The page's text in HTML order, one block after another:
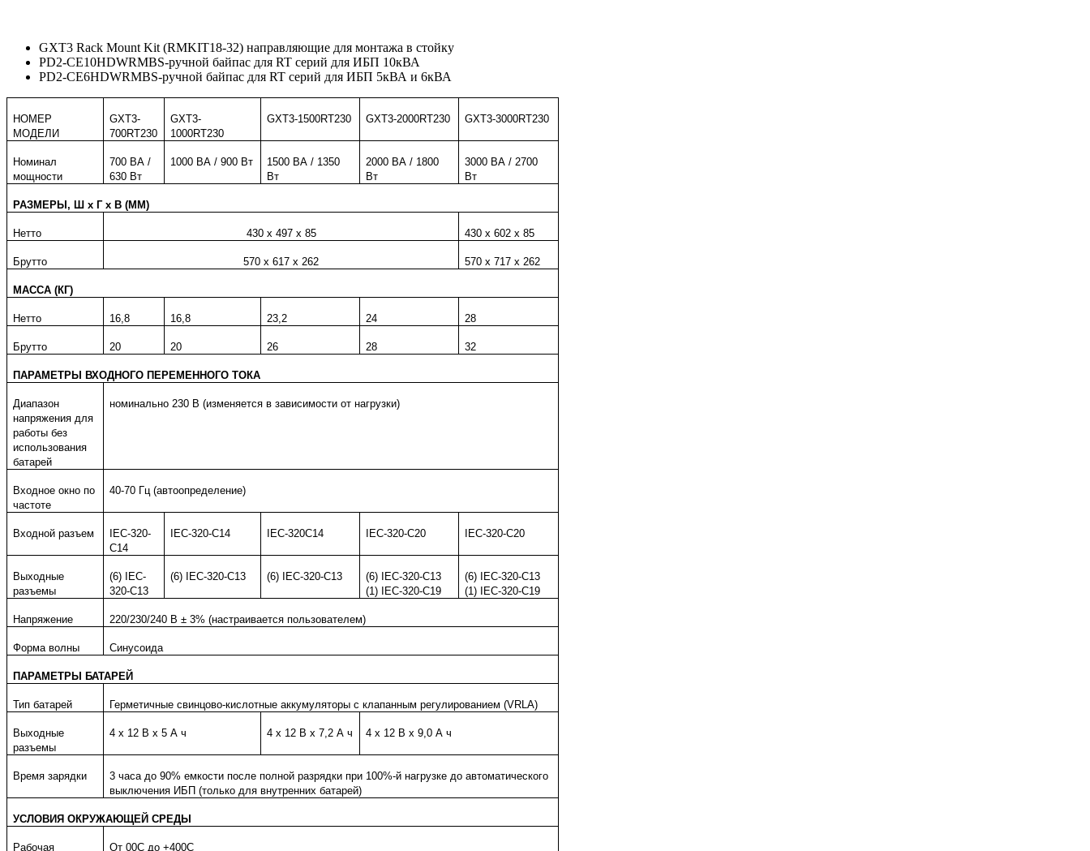
GXT3 Rack Mount Kit (RMKIT18-32) направляющие для монтажа в стойку
PD2-CE10HDWRMBS-ручной байпас для RT серий для ИБП 10кВА
PD2-CE6HDWRMBS-ручной байпас для RT серий для ИБП 5кВА и 6кВА
НОМЕР
МОДЕЛИ
GXT3-
700RT230
GXT3-
1000RT230
GXT3-1500RT230 GXT3-2000RT230 GXT3-3000RT230
Номинал
мощности
700 ВА /
630 Вт
1000 ВА / 900 Вт
1500 ВА / 1350
Вт
2000 ВА / 1800
Вт
3000 ВА / 2700
Вт
РАЗМЕРЫ, Ш х Г х В (ММ)
Нетто 430 х 497 х 85 430 х 602 х 85
Брутто 570 х 617 х 262 570 x 717 x 262
МАССА (КГ)
Нетто 16,8 16,8 23,2 24 28
Брутто 20 20 26 28 32
ПАРАМЕТРЫ ВХОДНОГО ПЕРЕМЕННОГО ТОКА
Диапазон
напряжения для
работы без
использования
батарей
номинально 230 В (изменяется в зависимости от нагрузки)
Входное окно по
частоте
40-70 Гц (автоопределение)
Входной разъем
IEC-320-
C14
IEC-320-C14 IEC-320C14 IEC-320-C20 IEC-320-C20
Выходные
разъемы
(6) IEC-
320-C13
(6) IEC-320-C13 (6) IEC-320-C13
(6) IEC-320-C13
(1) IEC-320-C19
(6) IEC-320-C13
(1) IEC-320-C19
Напряжение 220/230/240 В ± 3% (настраивается пользователем)
Форма волны Синусоида
ПАРАМЕТРЫ БАТАРЕЙ
Тип батарей Герметичные свинцово-кислотные аккумуляторы с клапанным регулированием (VRLA)
Выходные
разъемы
4 х 12 В х 5 А ч 4 х 12 В х 7,2 А ч 4 х 12 В х 9,0 А ч
Время зарядки
3 часа до 90% емкости после полной разрядки при 100%-й нагрузке до автоматического
выключения ИБП (только для внутренних батарей)
УСЛОВИЯ ОКРУЖАЮЩЕЙ СРЕДЫ
Рабочая От 00С до +400С